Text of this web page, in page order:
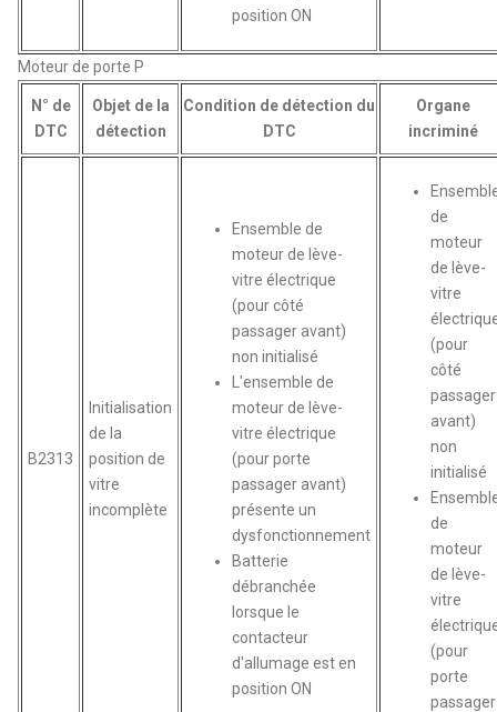
position ON
Moteur de porte P
N° de
DTC
Objet de la
détection
Condition de détection du
DTC
Organe
incriminé
B2313
Initialisation
de la
position de
vitre
incomplète
Ensemble de
moteur de lève-
vitre électrique
(pour côté
passager avant)
non initialisé
L'ensemble de
moteur de lève-
vitre électrique
(pour porte
passager avant)
présente un
dysfonctionnement
Batterie
débranchée
lorsque le
contacteur
d'allumage est en
position ON
de
moteur
de lève-
vitre
(pour
côté
passager
avant)
non
initialisé
de
moteur
de lève-
vitre
(pour
porte
passager